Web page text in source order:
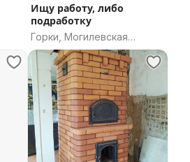
Ищу работу, либо
подработку
Горки, Могилевская
область